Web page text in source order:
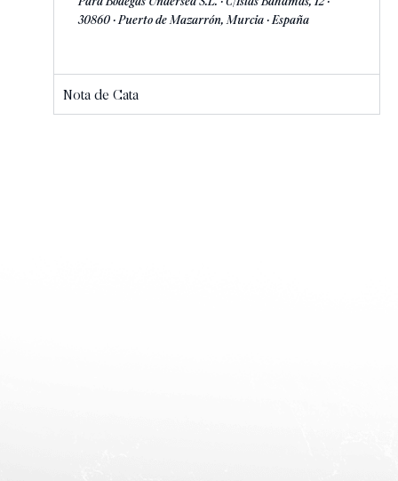
30860 · Puerto de Mazarrón, Murcia · España
Nota de Cata